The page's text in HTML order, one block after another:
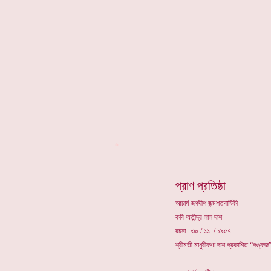
প্রাণ প্রতিষ্ঠা
আচার্য জগদীশ জন্মশতবার্ষিকী
কবি অতীন্দ্র লাল দাশ
রচনা –৩০ / ১১ / ১৯৫৭
শ্রীমতী মাধুরীকণা দাশ প্রকাশিত